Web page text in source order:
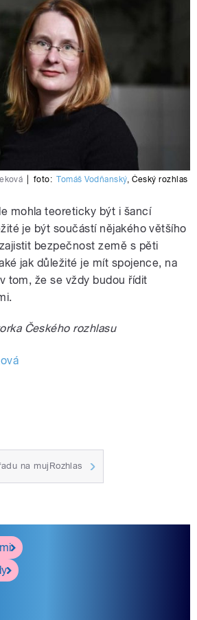
foto: Tomáš Vodňanský, Český rozhlas
mohla teoreticky být i šancí
je být součástí nějakého většího
bezpečnost země s pěti
jak důležité je mít spojence, na
tom, že se vždy budou řídit
Českého rozhlasu
na mujRozhlas